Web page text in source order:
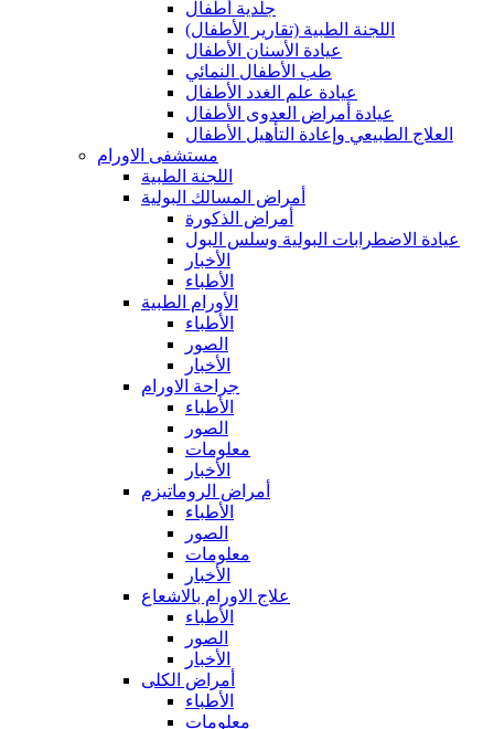
جلدية أطفال
(اللجنة الطبية (تقارير الأطفال
عيادة الأسنان الأطفال
طب الأطفال النمائي
عيادة علم الغدد الأطفال
عيادة أمراض العدوى الأطفال
العلاج الطبيعي وإعادة التأهيل الأطفال
مستشفى الاورام
اللجنة الطبية
أمراض المسالك البولية
أمراض الذكورة
عيادة الاضطرابات البولية وسلس البول
الأخبار
الأطباء
الأورام الطبية
الأطباء
الصور
الأخبار
جراحة الاورام
الأطباء
الصور
معلومات
الأخبار
أمراض الروماتيزم
الأطباء
الصور
معلومات
الأخبار
علاج الاورام بالاشعاع
الأطباء
الصور
الأخبار
أمراض الكلى
الأطباء
معلومات